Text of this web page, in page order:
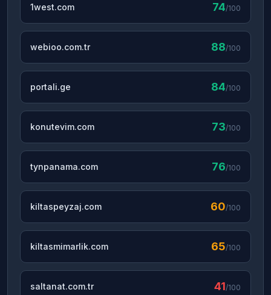
1west.com 74/100
webioo.com.tr 88/100
portali.ge 84/100
konutevim.com 73/100
tynpanama.com 76/100
kiltaspeyzaj.com 60/100
kiltasmimarlik.com 65/100
saltanat.com.tr 41/100